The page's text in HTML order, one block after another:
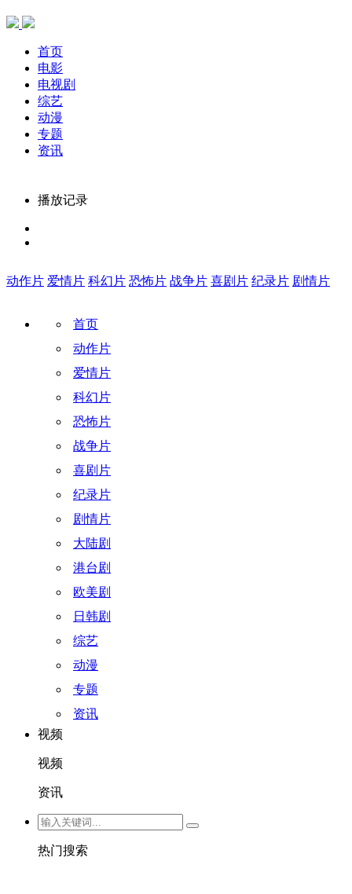
首页
电影
电视剧
综艺
动漫
专题
资讯
播放记录
动作片 爱情片 科幻片 恐怖片 战争片 喜剧片 纪录片 剧情片
首页
动作片
爱情片
科幻片
恐怖片
战争片
喜剧片
纪录片
剧情片
大陆剧
港台剧
欧美剧
日韩剧
综艺
动漫
专题
资讯
视频
视频
资讯
热门搜索